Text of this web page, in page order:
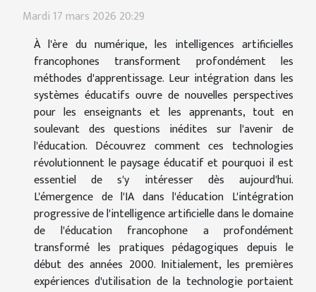
Mardi 17 mars 2026 20:29
À l'ère du numérique, les intelligences artificielles
francophones transforment profondément les
méthodes d'apprentissage. Leur intégration dans les
systèmes éducatifs ouvre de nouvelles perspectives
pour les enseignants et les apprenants, tout en
soulevant des questions inédites sur l'avenir de
l'éducation. Découvrez comment ces technologies
révolutionnent le paysage éducatif et pourquoi il est
essentiel de s'y intéresser dès aujourd'hui.
L'émergence de l'IA dans l'éducation L'intégration
progressive de l'intelligence artificielle dans le domaine
de l'éducation francophone a profondément
transformé les pratiques pédagogiques depuis le
début des années 2000. Initialement, les premières
expériences d'utilisation de la technologie portaient